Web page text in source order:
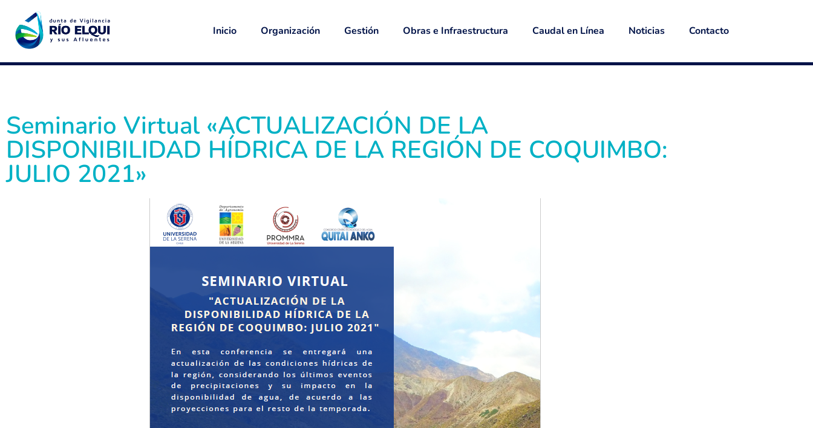
Inicio Organización Gestión Obras e Infraestructura Caudal en Línea Noticias Contacto
Seminario Virtual «ACTUALIZACIÓN DE LA
DISPONIBILIDAD HÍDRICA DE LA REGIÓN DE COQUIMBO:
JULIO 2021»